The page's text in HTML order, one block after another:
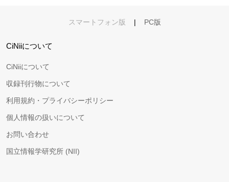
スマートフォン版 | PC版
CiNiiについて
CiNiiについて
収録刊行物について
利用規約・プライバシーポリシー
個人情報の扱いについて
お問い合わせ
国立情報学研究所 (NII)